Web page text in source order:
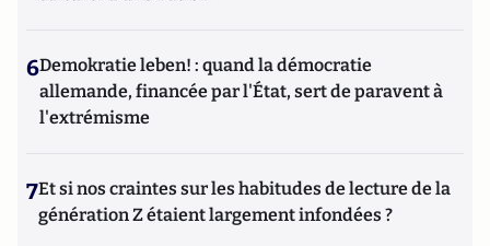
6Demokratie leben! : quand la démocratie
allemande, financée par l'État, sert de paravent à
l'extrémisme
7Et si nos craintes sur les habitudes de lecture de la
génération Z étaient largement infondées ?